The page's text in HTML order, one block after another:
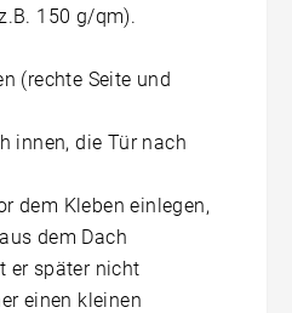
150 g/qm).
(rechte Seite und
innen, die Tür nach
dem Kleben einlegen,
dem Dach
er später nicht
einen kleinen